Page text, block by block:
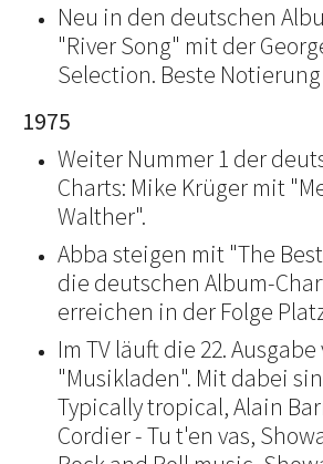
Neu in den deutschen
"River Song" mit der
Selection. Beste
1975
Weiter Nummer 1 der
Charts: Mike Krüger mit
Walther".
Abba steigen mit "The
die deutschen Album-
erreichen in der Folge
Im TV läuft die 22. Ausgabe
"Musikladen". Mit dabei
Typically tropical, Alain
Cordier - Tu t'en vas,